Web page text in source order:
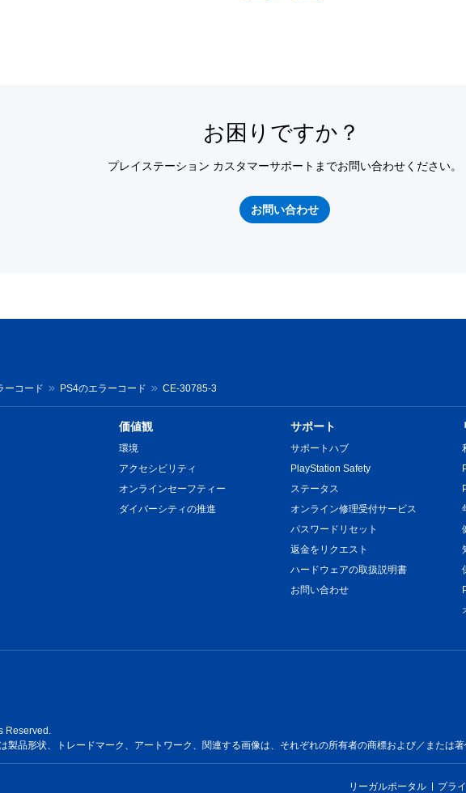
お困りですか？
プレイステーション カスタマーサポートまでお問い合わせください。
お問い合わせ
ーコード PS4のエラーコード CE-30785-3
価値観
環境
アクセシビリティ
オンラインセーフティー
ダイバーシティの推進
サポート
サポートハブ
PlayStation Safety
ステータス
オンライン修理受付サービス
パスワードリセット
返金をリクエスト
ハードウェアの取扱説明書
お問い合わせ
Reserved.
製品形状、トレードマーク、アートワーク、関連する画像は、それぞれの所有者の商標および／または
リーガルポータル プラ